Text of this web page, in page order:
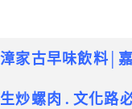
家古早味飲料│
炒螺肉 . 文化路